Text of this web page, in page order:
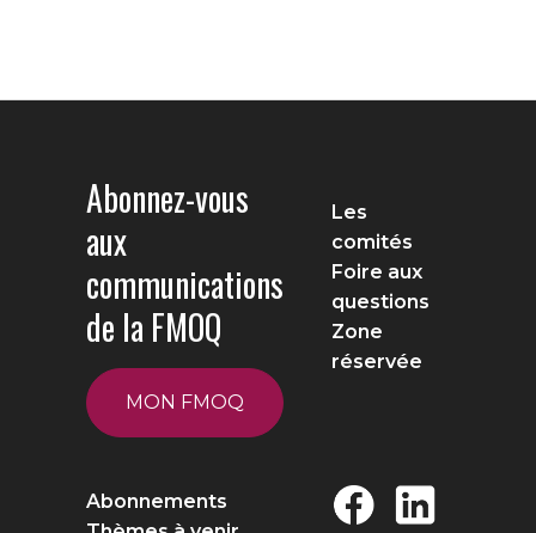
Abonnez-vous
aux
communications
de la FMOQ
MON FMOQ
Les
comités
Foire aux
questions
Zone
réservée
Abonnements